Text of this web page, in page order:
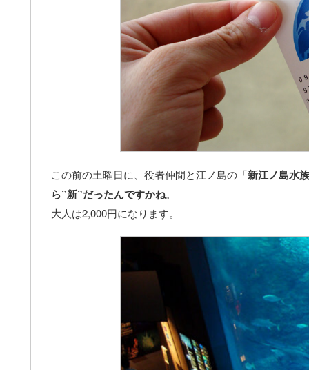
この前の土曜日に、役者仲間と江ノ島の「新江ノ島水
ら”新”だったんですかね。
大人は2,000円になります。